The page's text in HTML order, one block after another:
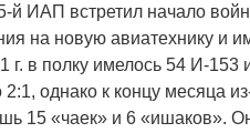
й ИАП встретил начало
на новую авиатехнику и
г. в полку имелось 54 И-
2:1, однако к концу месяца
15 «чаек» и 6 «ишаков».